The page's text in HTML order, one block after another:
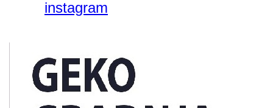
instagram